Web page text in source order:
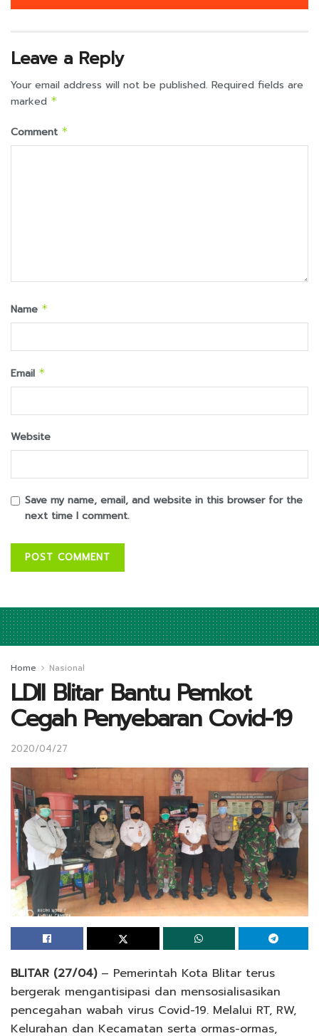
Leave a Reply
Your email address will not be published. Required fields are
marked *
Comment *
Name *
Email *
Website
Save my name, email, and website in this browser for the
next time I comment.
Home Nasional
LDII Blitar Bantu Pemkot
Cegah Penyebaran Covid-19
2020/04/27
BLITAR (27/04)– Pemerintah Kota Blitar terus
bergerak mengantisipasi dan mensosialisasikan
pencegahan wabah virus Covid-19. Melalui RT, RW,
Kelurahan dan Kecamatan serta ormas-ormas,